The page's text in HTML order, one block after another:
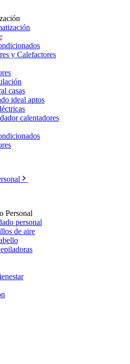
y Calefactores
casas
ideal aptos
calentadores
Personal
personal
de aire